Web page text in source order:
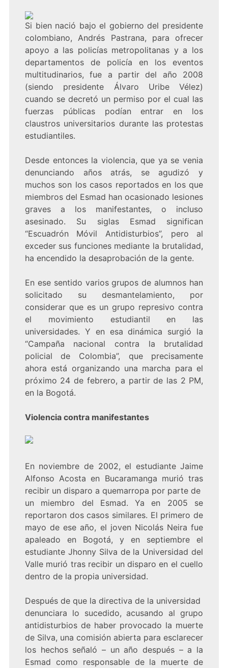
Si bien nació bajo el gobierno del presidente
colombiano, Andrés Pastrana, para ofrecer
apoyo a las policías metropolitanas y a los
departamentos de policía en los eventos
multitudinarios, fue a partir del año 2008
(siendo presidente Álvaro Uribe Vélez)
cuando se decretó un permiso por el cual las
fuerzas públicas podían entrar en los
claustros universitarios durante las protestas
estudiantiles.
Desde entonces la violencia, que ya se venia
denunciando años atrás, se agudizó y
muchos son los casos reportados en los que
miembros del Esmad han ocasionado lesiones
graves a los manifestantes, o incluso
asesinado. Su siglas Esmad significan
“Escuadrón Móvil Antidisturbios”, pero al
exceder sus funciones mediante la brutalidad,
ha encendido la desaprobación de la gente.
En ese sentido varios grupos de alumnos han
solicitado su desmantelamiento, por
considerar que es un grupo represivo contra
el movimiento estudiantil en las
universidades. Y en esa dinámica surgió la
“Campaña nacional contra la brutalidad
policial de Colombia”, que precisamente
ahora está organizando una marcha para el
próximo 24 de febrero, a partir de las 2 PM,
en la Bogotá.
Violencia contra manifestantes
En noviembre de 2002, el estudiante Jaime
Alfonso Acosta en Bucaramanga murió tras
recibir un disparo a quemarropa por parte de
un miembro del Esmad. Ya en 2005 se
reportaron dos casos similares. El primero de
mayo de ese año, el joven Nicolás Neira fue
apaleado en Bogotá, y en septiembre el
estudiante Jhonny Silva de la Universidad del
Valle murió tras recibir un disparo en el cuello
dentro de la propia universidad.
Después de que la directiva de la universidad
denunciara lo sucedido, acusando al grupo
antidisturbios de haber provocado la muerte
de Silva, una comisión abierta para esclarecer
los hechos señaló – un año después – a la
Esmad como responsable de la muerte de